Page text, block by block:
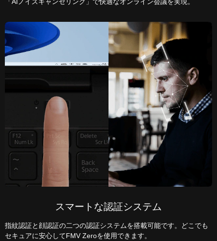
「AIノイズキャンセリング」で快適なオンライン会議を実現。
スマートな認証システム
指紋認証と顔認証の二つの認証システムを搭載可能です。どこでも
セキュアに安心してFMV Zeroを使用できます。